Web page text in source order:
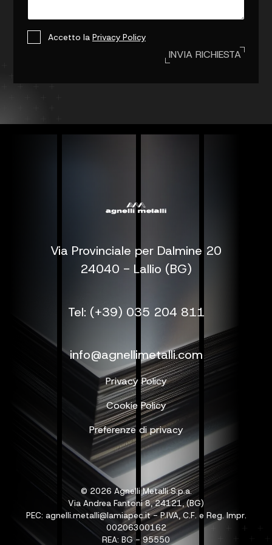
P
r
a
o
Accetto la Privacy Policy
INVIA RICHIESTA
Via Provinciale per Dalmine 20
24040 - Lallio (BG)
Tel: (+39) 035 204 811
info@agnellimetalli.com
Privacy Policy
Cookie Policy
Preferenze di privacy
© 2026 Agnelli Metalli S.p.a.
Via Andrea Fantoni 8, 24121, (BG)
PEC: agnelli.metalli@lamiapec.it - P.IVA, C.F. e Reg. Impr.
00206300162
REA: BG - 95550